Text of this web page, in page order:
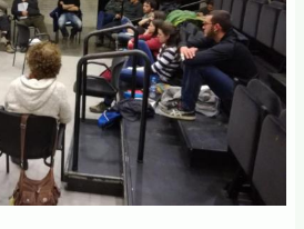
carretera
Illes-
Sant
Marçal
i
altres
destrosses,
divendres